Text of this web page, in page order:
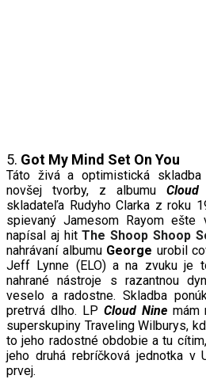
5. Got My Mind Set On You
Táto živá a optimistická skladba
novšej tvorby, z albumu Cloud
skladateľa Rudyho Clarka z roku
spievaný Jamesom Rayom ešte
napísal aj hitThe Shoop Shoop
nahrávaní albumu George urobil
Jeff Lynne (ELO) a na zvuku je
nahrané nástroje s razantnou
veselo a radostne. Skladba
pretrvá dlho. LP Cloud Ninemám
superskupiny Traveling Wilburys,
to jeho radostné obdobie a tu
jeho druhá rebríčková jednotka v
prvej.